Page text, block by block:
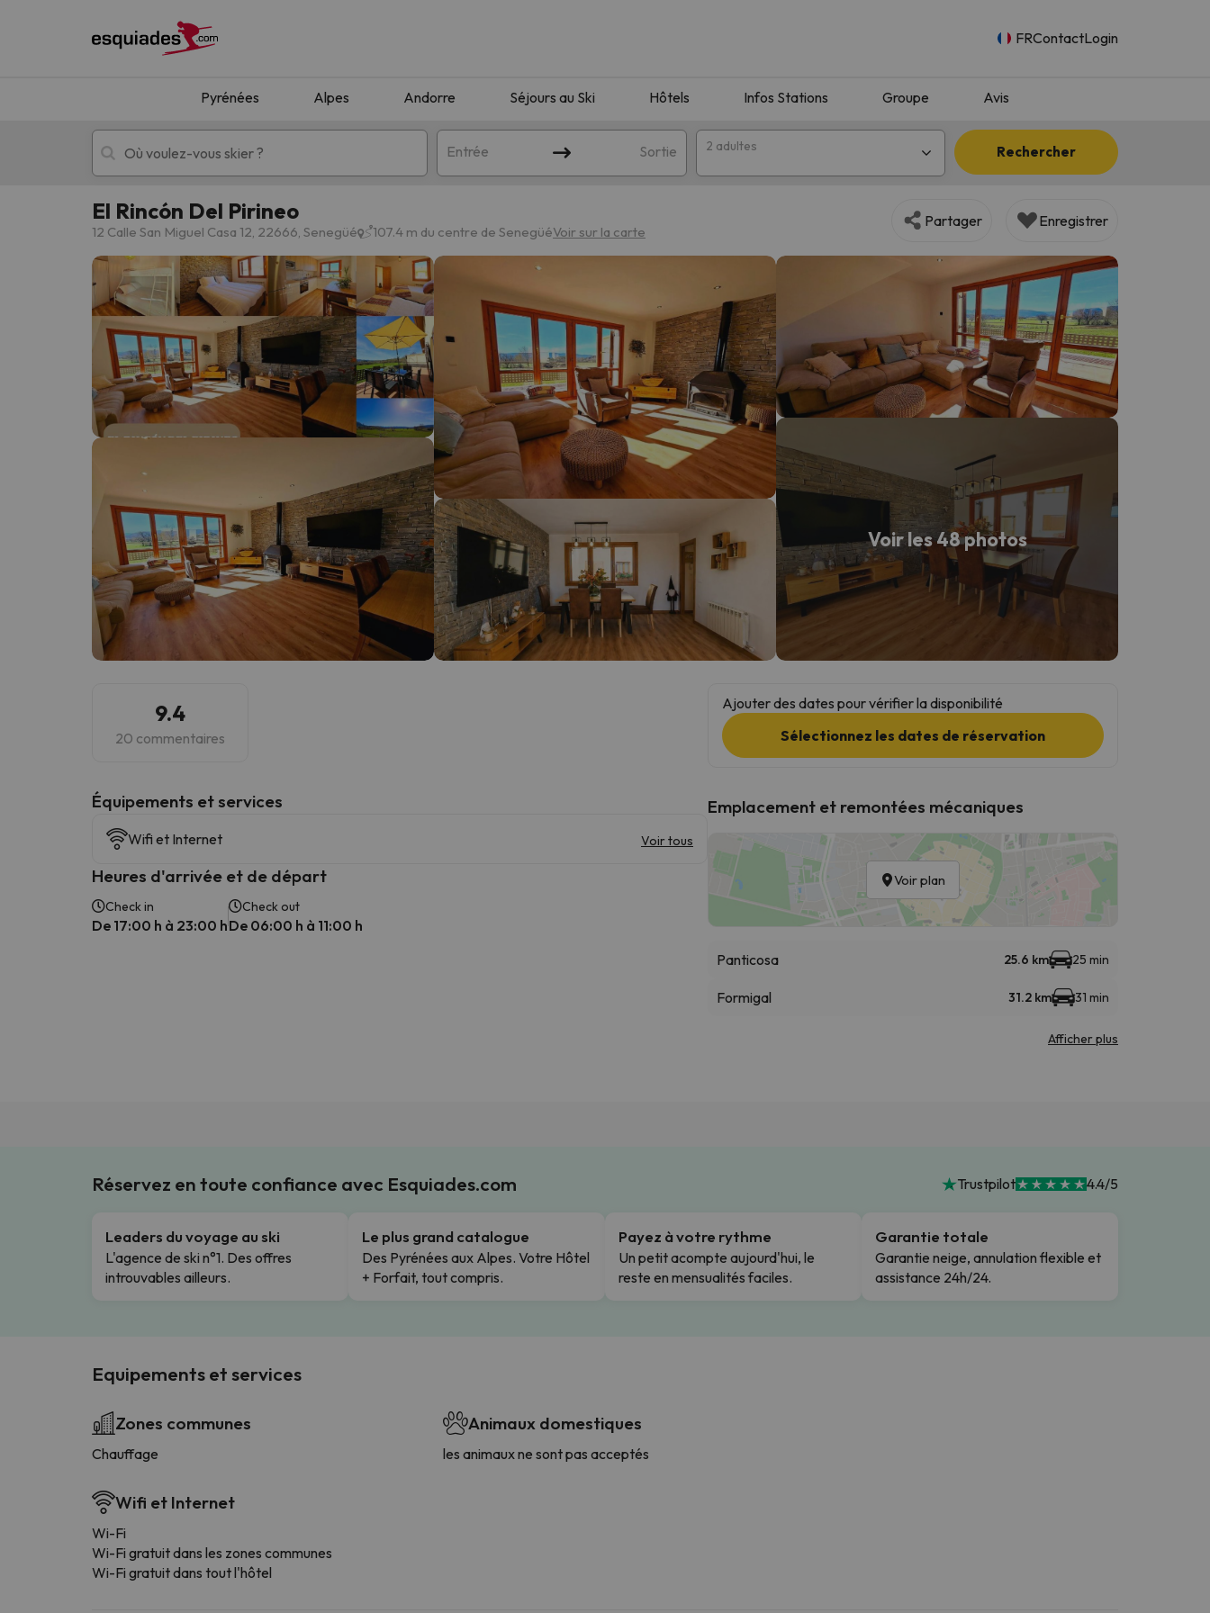
FRContactLogin
Pyrénées Alpes Andorre Séjours au Ski Hôtels Infos Stations Groupe Avis
Entrée Sortie 2 adultes Rechercher
Séjours au ski Séjours montagne
Oups, nous n'avons pas trouvé de résultats correspondant à votre recherche. Essayez de modifier la destination.
Il semble que notre chercheur se soit égaré. Dès qu'il aura retrouvé sa boussole, il reviendra.
El Rincón Del Pirineo
12 Calle San Miguel Casa 12, 22666, Senegüé 107.4 m du centre de SenegüéVoir sur la carte
Partager Enregistrer
Voir les 48 photos
9.4
20 commentaires
​Équipements et services
Wifi et Internet Voir tous
Heures d'arrivée et de départ
Check in
De 17:00 h à 23:00 h
Check out
De 06:00 h à 11:00 h
Ajouter des dates pour vérifier la disponibilité
Sélectionnez les dates de réservation
Emplacement et remontées mécaniques
Voir plan
Panticosa 25.6 km 25 min
Formigal 31.2 km 31 min
Afficher plus
Réservez en toute confiance avec Esquiades.com Trustpilot 4.4/5
Leaders du voyage au ski
L'agence de ski n°1. Des offres
introuvables ailleurs.
Le plus grand catalogue
Des Pyrénées aux Alpes. Votre Hôtel
+ Forfait, tout compris.
Payez à votre rythme
Un petit acompte aujourd'hui, le
reste en mensualités faciles.
Garantie totale
Garantie neige, annulation flexible et
assistance 24h/24.
Equipements et services
Zones communes
Chauffage
Wifi et Internet
Wi-Fi
Wi-Fi gratuit dans les zones communes
Wi-Fi gratuit dans tout l'hôtel
Animaux domestiques
les animaux ne sont pas acceptés